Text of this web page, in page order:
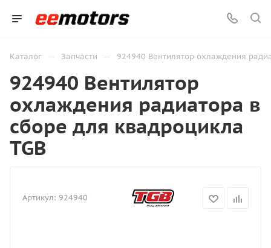
Каталог — Запчасти — 924940 Вентилятор охлаждения
924940 Вентилятор
охлаждения радиатора в
сборе для квадроцикла
TGB
Артикул: 924940